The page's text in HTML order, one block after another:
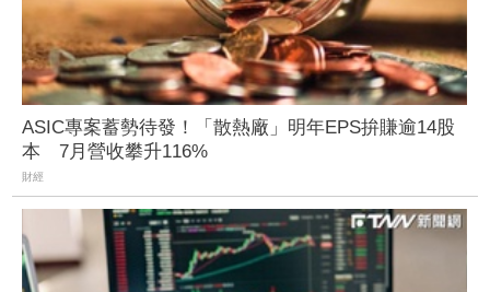
ASIC專案蓄勢待發！「散熱廠」明年EPS拚賺逾14股
本 7月營收攀升116%
財經